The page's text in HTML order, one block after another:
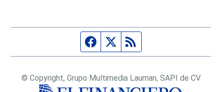
Página de Facebook
Fuente Twitter
© Copyright, Grupo Multimedia Lauman, SAPI de CV